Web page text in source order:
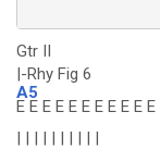
Gtr II
|-Rhy Fig 6
A5
E E E E E E E E E E E
| | | | | | | | | |